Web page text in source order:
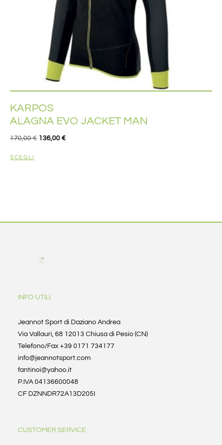
KARPOS
ALAGNA EVO JACKET MAN
170,00€ 136,00 €
SCEGLI
INFO UTILI
Jeannot Sport di Daziano Andrea
Via Vallauri, 68 12013 Chiusa di Pesio (CN)
Telefono/Fax +39 0171 734177
info@jeannotsport.com
fantinoi@yahoo.it
P.IVA 04136600048
CF DZNNDR72A13D205I
CUSTOMER SERVICE